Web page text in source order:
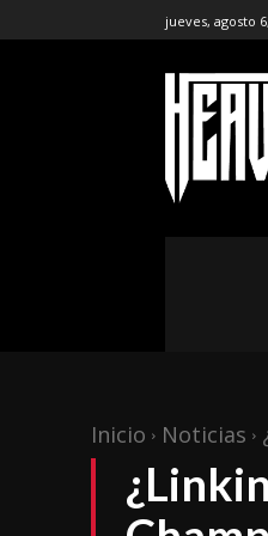
jueves, agosto
Inicio Noticias